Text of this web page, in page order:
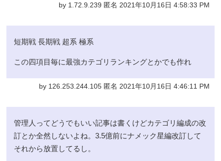
by 1.72.9.239 匿名 2021年10月16日 4:58:33 PM
短期戦 長期戦 超系 極系
この四項目毎に最強カテゴリランキングとかでも作れ
by 126.253.244.105 匿名 2021年10月16日 4:46:11 PM
管理人ってどうでもいい記事は書くけどカテゴリ編成の改
訂とか全然しないよね。3.5億前にナメック星編改訂して
それから放置してるし。